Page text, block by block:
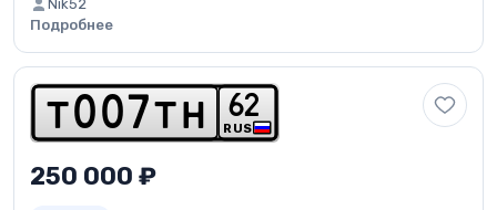
Nik52
Подробнее
t 0 0 7 t h RUS
62
250 000 ₽